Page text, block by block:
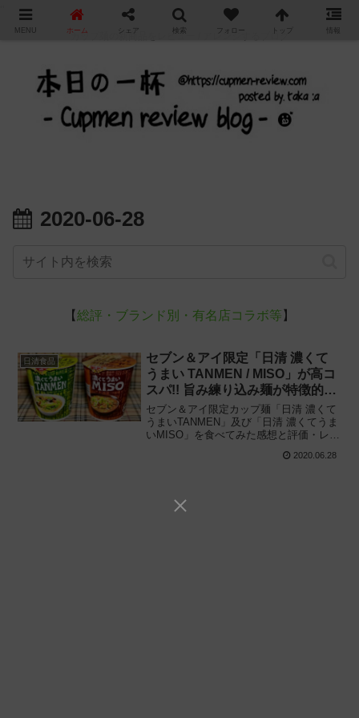
カップ麺の新商品をレビュー / アレンジするブログ
2020-06-28
【総評・ブランド別・有名店コラボ等 】
日清食品
セブン＆アイ限定「日清 濃くて
うまい TANMEN / MISO」が高コ
スパ!! 旨み練り込み麺が特徴的な
カップ麺の新ブランドを展開
セブン＆アイ限定カップ麺「日清 濃くて
うまいTANMEN」及び「日清 濃くてうま
いMISO」を食べてみた感想と評価・レビ
特徴的なガーリック推しのタンメンとジ
2020.06.28
MENU ホーム シェア 検索 フォロー トップ 情報